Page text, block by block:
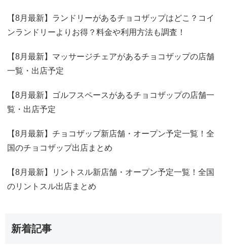
【8月最新】ランドリーがあるチョコザップはどこ？コイ
ンランドリーよりお得？料金や利用方法も調査！
【8月最新】マッサージチェアがあるチョコザップの店舗
一覧・出店予定
【8月最新】ゴルフスペースがあるチョコザップの店舗一
覧・出店予定
【8月最新】チョコザップ新店舗・オープン予定一覧！全
国のチョコザップ出店まとめ
【8月最新】リントスル新店舗・オープン予定一覧！全国
のリントスル出店まとめ
新着記事